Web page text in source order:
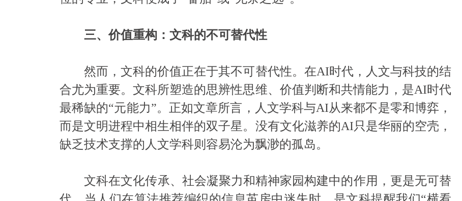
三、价值重构：文科的不可替代性
然而，文科的价值正在于其不可替代性。在AI时代，人文与科技的结
合尤为重要。文科所塑造的思辨性思维、价值判断和共情能力，是AI时代
最稀缺的“元能力”。正如文章所言，人文学科与AI从来都不是零和博弈，
而是文明进程中相生相伴的双子星。没有文化滋养的AI只是华丽的空壳，
缺乏技术支撑的人文学科则容易沦为飘渺的孤岛。
文科在文化传承、社会凝聚力和精神家园构建中的作用，更是无可替